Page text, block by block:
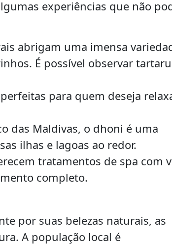
experiências que não
abrigam uma imensa
É possível observar
para quem deseja
das Maldivas, o dhoni é uma
ilhas e lagoas ao redor.
tratamentos de spa com
completo.
por suas belezas naturais, as
A população local é